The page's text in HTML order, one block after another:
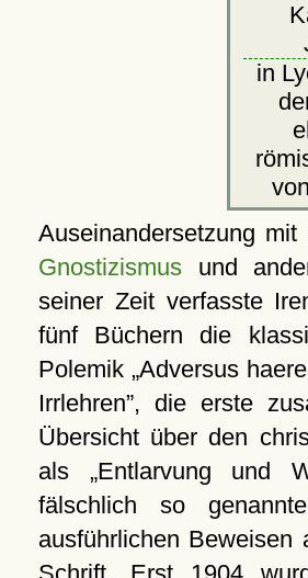
in
Auseinandersetzung
Gnostizismusund
seiner Zeit verfasste
fünf Büchern die
Polemik Adversus
Irrlehren , die erste
Übersicht über den
als
Entlarvung und
fälschlich so
ausführlichen Beweisen